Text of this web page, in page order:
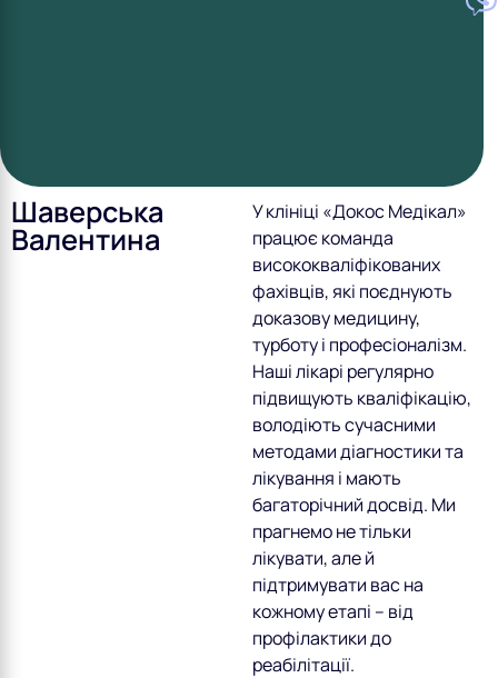
Шаверська
Валентина
У клініці «Докос Медікал»
працює команда
висококваліфікованих
фахівців, які поєднують
доказову медицину,
турботу і професіоналізм.
Наші лікарі регулярно
підвищують кваліфікацію,
володіють сучасними
методами діагностики та
лікування і мають
багаторічний досвід. Ми
прагнемо не тільки
лікувати, але й
підтримувати вас на
кожному етапі – від
профілактики до
реабілітації.